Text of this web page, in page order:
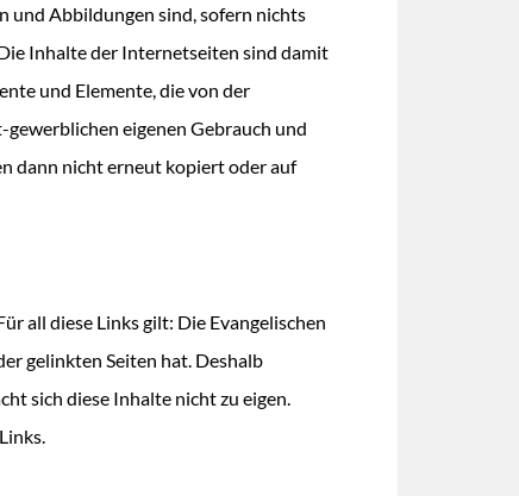
und Abbildungen sind, sofern nichts
Inhalte der Internetseiten sind damit
und Elemente, die von der
eigenen Gebrauch und
dann nicht erneut kopiert oder auf
all diese Links gilt: Die Evangelischen
gelinkten Seiten hat. Deshalb
sich diese Inhalte nicht zu eigen.